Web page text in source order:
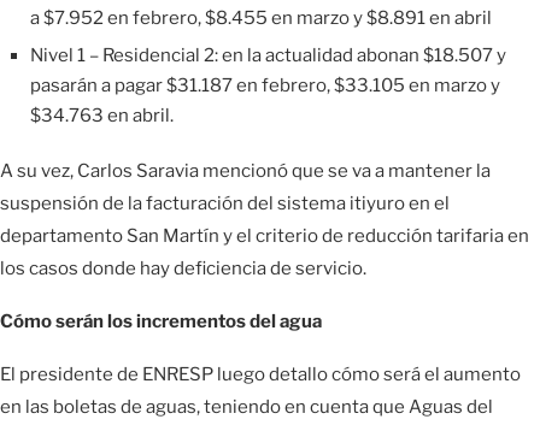
a $7.952 en febrero, $8.455 en marzo y $8.891 en abril
Nivel 1 – Residencial 2: en la actualidad abonan $18.507 y
pasarán a pagar $31.187 en febrero, $33.105 en marzo y
$34.763 en abril.
A su vez, Carlos Saravia mencionó que se va a mantener la
suspensión de la facturación del sistema itiyuro en el
departamento San Martín y el criterio de reducción tarifaria en
los casos donde hay deficiencia de servicio.
Cómo serán los incrementos del agua
El presidente de ENRESP luego detallo cómo será el aumento
en las boletas de aguas, teniendo en cuenta que Aguas del